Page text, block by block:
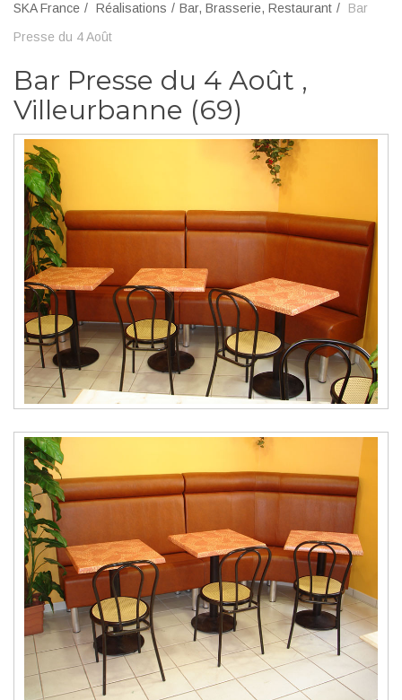
SKA France Réalisations Bar, Brasserie, Restaurant
Bar
Presse du 4 Août
Bar Presse du 4 Août ,
Villeurbanne (69)